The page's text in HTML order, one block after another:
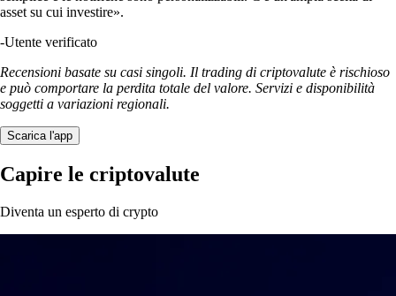
asset su cui investire».
-Utente verificato
Recensioni basate su casi singoli. Il trading di criptovalute è rischioso
e può comportare la perdita totale del valore. Servizi e disponibilità
soggetti a variazioni regionali.
Scarica l'app
Capire le criptovalute
Diventa un esperto di crypto